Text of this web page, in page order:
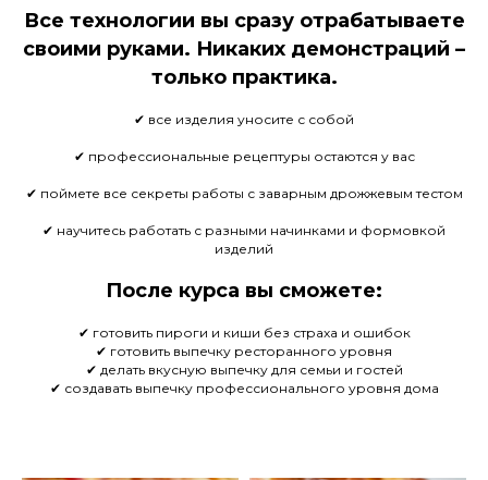
Все технологии вы сразу отрабатываете
своими руками. Никаких демонстраций –
только практика.
✔ все изделия уносите с собой
✔ профессиональные рецептуры остаются у вас
✔ поймете все секреты работы с заварным дрожжевым тестом
✔ научитесь работать с разными начинками и формовкой
изделий
После курса вы сможете:
✔ готовить пироги и киши без страха и ошибок
✔ готовить выпечку ресторанного уровня
✔ делать вкусную выпечку для семьи и гостей
✔ создавать выпечку профессионального уровня дома